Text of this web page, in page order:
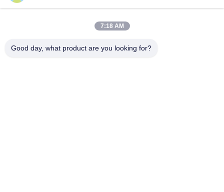
ঠিকানা
7:18 AM
Good day, what product are you looking for?